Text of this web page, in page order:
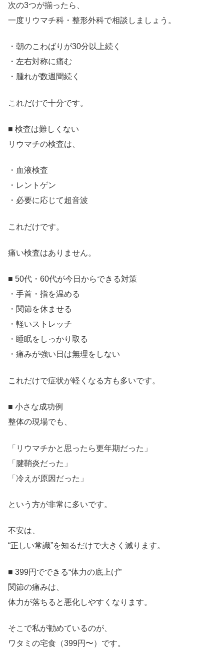
次の3つが揃ったら、
一度リウマチ科・整形外科で相談しましょう。
・朝のこわばりが30分以上続く
・左右対称に痛む
・腫れが数週間続く
これだけで十分です。
■ 検査は難しくない
リウマチの検査は、
・血液検査
・レントゲン
・必要に応じて超音波
これだけです。
痛い検査はありません。
■ 50代・60代が今日からできる対策
・手首・指を温める
・関節を休ませる
・軽いストレッチ
・睡眠をしっかり取る
・痛みが強い日は無理をしない
これだけで症状が軽くなる方も多いです。
■ 小さな成功例
整体の現場でも、
「リウマチかと思ったら更年期だった」
「腱鞘炎だった」
「冷えが原因だった」
という方が非常に多いです。
不安は、
“正しい常識”を知るだけで大きく減ります。
■ 399円でできる“体力の底上げ”
関節の痛みは、
体力が落ちると悪化しやすくなります。
そこで私が勧めているのが、
ワタミの宅食（399円〜）です。